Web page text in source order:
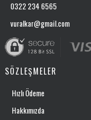
0322 234 6565
vuralkar@gmail.com
SÖZLEŞMELER
Hızlı Ödeme
Hakkımızda